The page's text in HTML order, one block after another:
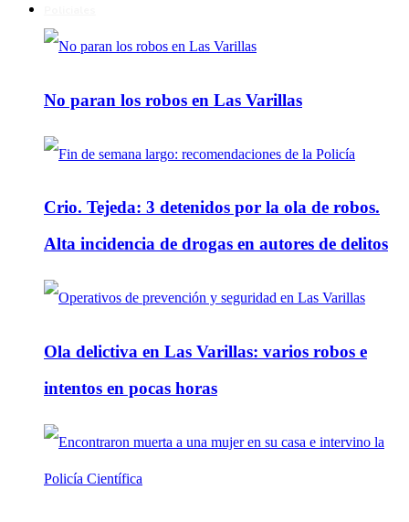
No paran los robos en Las Varillas
Crio. Tejeda: 3 detenidos por la ola de robos.
Alta incidencia de drogas en autores de delitos
Ola delictiva en Las Varillas: varios robos e
intentos en pocas horas